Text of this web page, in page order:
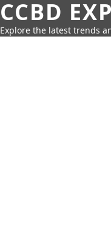
CCBD
Explore the latest trends